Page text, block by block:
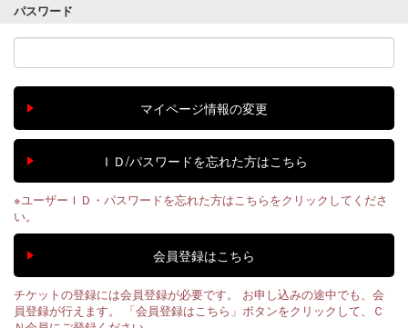
パスワード
※ユーザーＩＤ・パスワードを忘れた方はこちらをクリックしてくださ
い。
チケットの登録には会員登録が必要です。 お申し込みの途中でも、会
員登録が行えます。 「会員登録はこちら」ボタンをクリックして、Ｃ